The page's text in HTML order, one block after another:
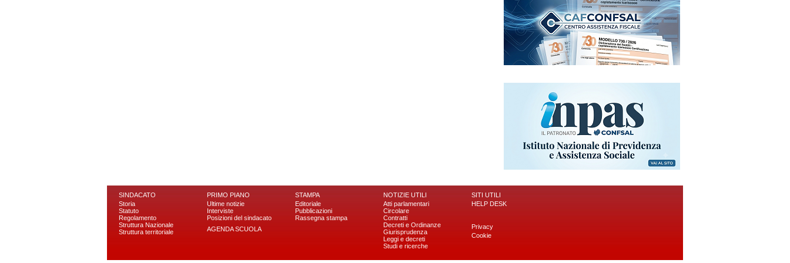
SINDACATO
Storia
Statuto
Regolamento
Struttura Nazionale
Struttura territoriale
PRIMO PIANO
Ultime notizie
Interviste
Posizioni del sindacato
AGENDA SCUOLA
STAMPA
Editoriale
Pubblicazioni
Rassegna stampa
NOTIZIE UTILI
Atti parlamentari
Circolare
Contratti
Decreti e Ordinanze
Giurisprudenza
Leggi e decreti
Studi e ricerche
SITI UTILI
HELP DESK
Privacy
Cookie